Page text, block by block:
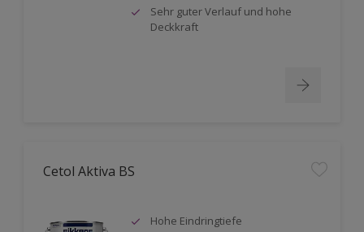
Sehr guter Verlauf und hohe
Deckkraft
Cetol Aktiva BS
Hohe Eindringtiefe